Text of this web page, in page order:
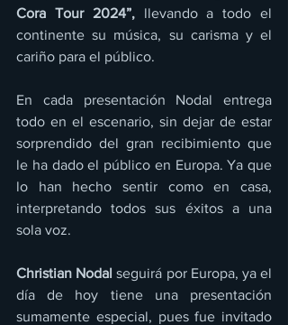
Cora Tour 2024”, llevando a todo el
continente su música, su carisma y el
cariño para el público.
En cada presentación Nodal entrega
todo en el escenario, sin dejar de estar
sorprendido del gran recibimiento que
le ha dado el público en Europa. Ya que
lo han hecho sentir como en casa,
interpretando todos sus éxitos a una
sola voz.
Christian Nodal seguirá por Europa, ya el
día de hoy tiene una presentación
sumamente especial, pues fue invitado